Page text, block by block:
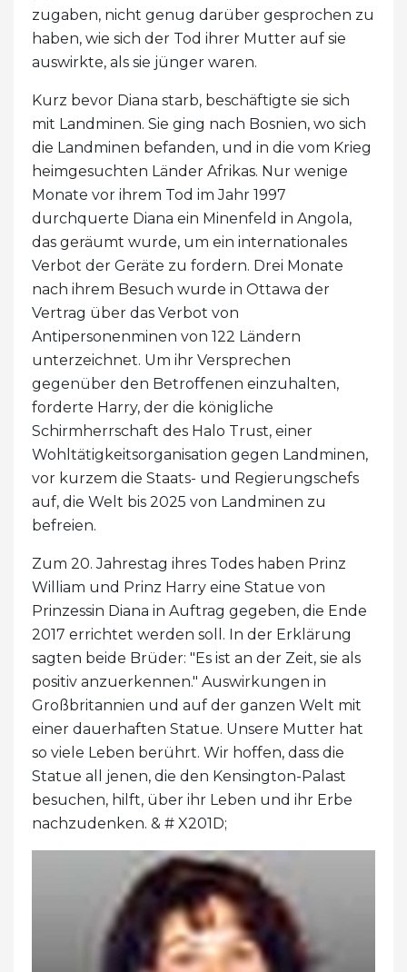
zugaben, nicht genug darüber gesprochen zu
haben, wie sich der Tod ihrer Mutter auf sie
auswirkte, als sie jünger waren.
Kurz bevor Diana starb, beschäftigte sie sich
mit Landminen. Sie ging nach Bosnien, wo sich
die Landminen befanden, und in die vom Krieg
heimgesuchten Länder Afrikas. Nur wenige
Monate vor ihrem Tod im Jahr 1997
durchquerte Diana ein Minenfeld in Angola,
das geräumt wurde, um ein internationales
Verbot der Geräte zu fordern. Drei Monate
nach ihrem Besuch wurde in Ottawa der
Vertrag über das Verbot von
Antipersonenminen von 122 Ländern
unterzeichnet. Um ihr Versprechen
gegenüber den Betroffenen einzuhalten,
forderte Harry, der die königliche
Schirmherrschaft des Halo Trust, einer
Wohltätigkeitsorganisation gegen Landminen,
vor kurzem die Staats- und Regierungschefs
auf, die Welt bis 2025 von Landminen zu
befreien.
Zum 20. Jahrestag ihres Todes haben Prinz
William und Prinz Harry eine Statue von
Prinzessin Diana in Auftrag gegeben, die Ende
2017 errichtet werden soll. In der Erklärung
sagten beide Brüder: "Es ist an der Zeit, sie als
positiv anzuerkennen." Auswirkungen in
Großbritannien und auf der ganzen Welt mit
einer dauerhaften Statue. Unsere Mutter hat
so viele Leben berührt. Wir hoffen, dass die
Statue all jenen, die den Kensington-Palast
besuchen, hilft, über ihr Leben und ihr Erbe
nachzudenken. & # X201D;